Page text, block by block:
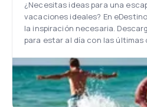
¿Necesitas ideas para una
vacaciones ideales? En
la inspiración necesaria.
para estar al día con las últimas